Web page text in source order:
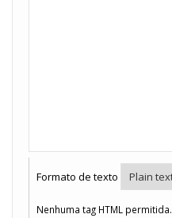
Formato de texto
Nenhuma tag HTML permitida.